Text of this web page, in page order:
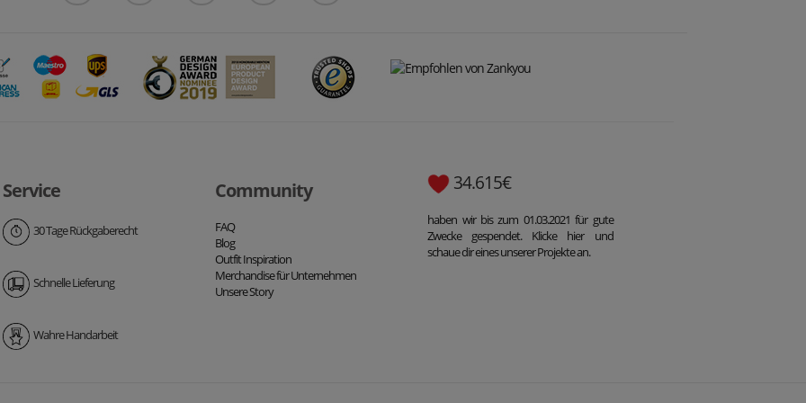
Service
30 Tage Rückgaberecht
Schnelle Lieferung
Wahre Handarbeit
Community
FAQ
Blog
Outfit Inspiration
Merchandise für Unternehmen
Unsere Story
34.615€
haben wir bis zum 01.03.2021 für gute
Zwecke gespendet. Klicke hier und
schaue dir eines unserer Projekte an.